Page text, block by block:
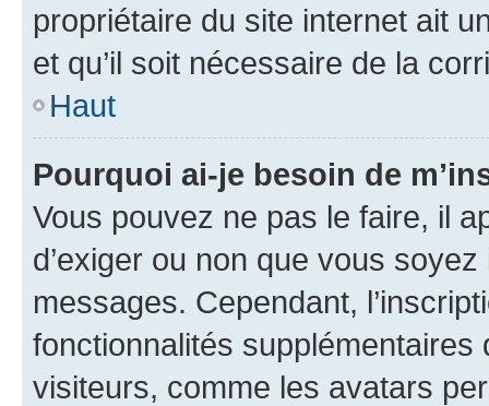
propriétaire du site internet ait
et qu’il soit nécessaire de la
Haut
Pourquoi ai-je besoin de
Vous pouvez ne pas le faire, il
d’exiger ou non que vous
messages. Cependant,
fonctionnalités
visiteurs, comme les avatars